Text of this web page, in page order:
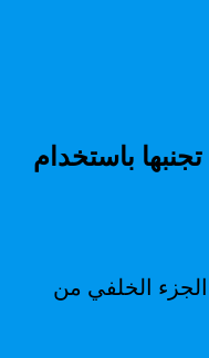
باستخدام
الخلفي من